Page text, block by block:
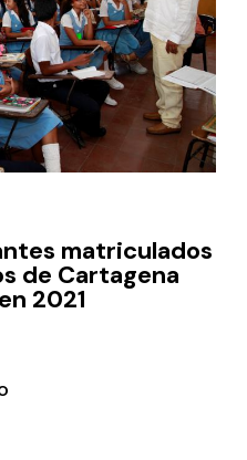
matriculados
de Cartagena
2021